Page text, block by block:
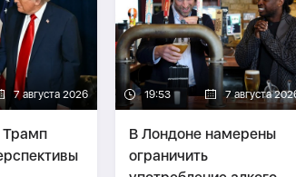
7 августа 2026
Трамп
19:53 7 августа
В Лондоне намерены
ограничить